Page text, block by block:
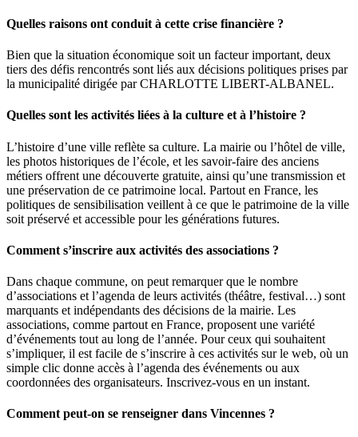
Quelles raisons ont conduit à cette crise financière ?
Bien que la situation économique soit un facteur important, deux
tiers des défis rencontrés sont liés aux décisions politiques prises par
la municipalité dirigée par CHARLOTTE LIBERT-ALBANEL.
Quelles sont les activités liées à la culture et à l’histoire ?
L’histoire d’une ville reflète sa culture. La mairie ou l’hôtel de ville,
les photos historiques de l’école, et les savoir-faire des anciens
métiers offrent une découverte gratuite, ainsi qu’une transmission et
une préservation de ce patrimoine local. Partout en France, les
politiques de sensibilisation veillent à ce que le patrimoine de la ville
soit préservé et accessible pour les générations futures.
Comment s’inscrire aux activités des associations ?
Dans chaque commune, on peut remarquer que le nombre
d’associations et l’agenda de leurs activités (théâtre, festival…) sont
marquants et indépendants des décisions de la mairie. Les
associations, comme partout en France, proposent une variété
d’événements tout au long de l’année. Pour ceux qui souhaitent
s’impliquer, il est facile de s’inscrire à ces activités sur le web, où un
simple clic donne accès à l’agenda des événements ou aux
coordonnées des organisateurs. Inscrivez-vous en un instant.
Comment peut-on se renseigner dans Vincennes ?